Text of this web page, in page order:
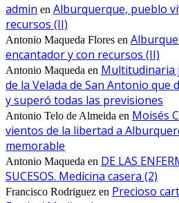
admin en Alburquerque, pueblo
recursos (II)
Antonio Maqueda Flores en
encantador y con recursos (II)
Antonio Maqueda en Multitudinaria
de la Velada de San Antonio que
y superó todas las previsiones
Antonio Telo de Almeida en Moisés
vientos de la libertad a
memorable
Antonio Maqueda en DE LAS
SUCESOS. Medicina casera (2)
Francisco Rodriguez en Precioso